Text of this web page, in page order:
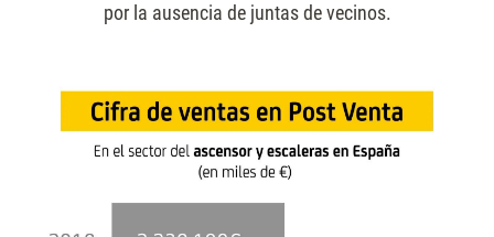
por la ausencia de juntas de vecinos.